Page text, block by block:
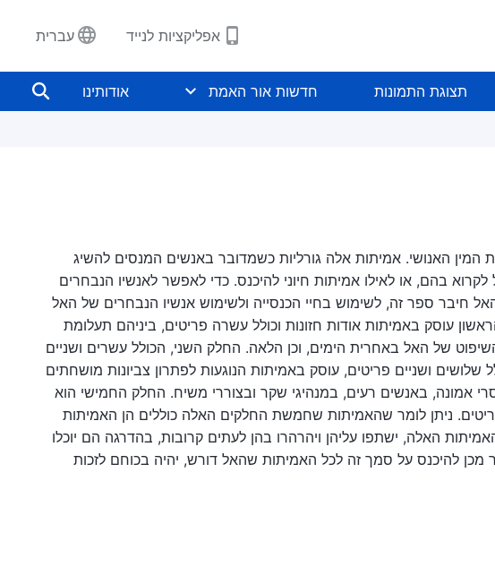
אפליקציות לנייד עברית
תצוגת התמונות חדשות אור האמת אודותינו
האנושי. אמיתות אלה גורליות כשמדובר באנשים המנסים להשיג
בהם, או לאילו אמיתות חיוני להיכנס. כדי לאפשר לאנשיו הנבחרים
חיבר ספר זה, לשימוש בחיי הכנסייה ולשימוש אנשיו הנבחרים של האל
עוסק באמיתות אודות חזונות וכולל עשרה פריטים, ביניהם תעלומת
של האל באחרית הימים, וכן הלאה. החלק השני, הכולל עשרים ושניים
ושניים פריטים, עוסק באמיתות הנוגעות לפתרון צביונות מושחתים
אמונה, באנשים רעים, במנהיגי שקר ובצוררי משיח. החלק החמישי הוא
ניתן לומר שהאמיתות שחמשת החלקים האלה כוללים הן האמיתות
האלה, ישתפו עליהן ויהרהרו בהן לעתים קרובות, בהדרגה הם יוכלו
להיכנס על סמך זה לכל האמיתות שהאל דורש, יהיה בכוחם לזכות